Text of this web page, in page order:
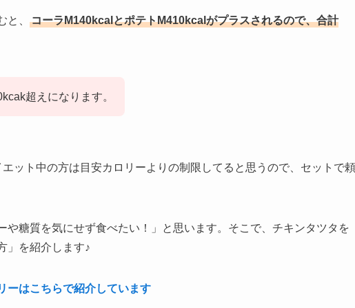
と、
コーラM140kcalとポテトM410kcalがプラスされるので、合計
超えになります。
ット中の方は目安カロリーよりの制限してると思うので、セットで頼
や糖質を気にせず食べたい！」と思います。そこで、チキンタツタを
」を紹介します♪
ーはこちらで紹介しています